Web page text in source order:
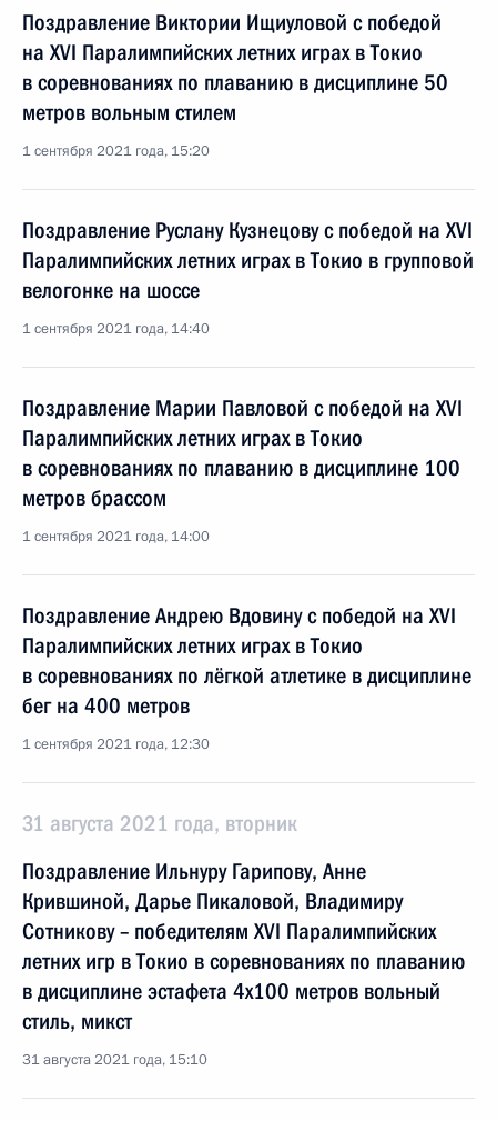
Поздравление Виктории Ищиуловой с победой
на XVI Паралимпийских летних играх в Токио
в соревнованиях по плаванию в дисциплине 50
метров вольным стилем
1 сентября 2021 года, 15:20
Поздравление Руслану Кузнецову с победой на XVI
Паралимпийских летних играх в Токио в групповой
велогонке на шоссе
1 сентября 2021 года, 14:40
Поздравление Марии Павловой с победой на XVI
Паралимпийских летних играх в Токио
в соревнованиях по плаванию в дисциплине 100
метров брассом
1 сентября 2021 года, 14:00
Поздравление Андрею Вдовину с победой на XVI
Паралимпийских летних играх в Токио
в соревнованиях по лёгкой атлетике в дисциплине
бег на 400 метров
1 сентября 2021 года, 12:30
31 августа 2021 года, вторник
Поздравление Ильнуру Гарипову, Анне
Крившиной, Дарье Пикаловой, Владимиру
Сотникову – победителям XVI Паралимпийских
летних игр в Токио в соревнованиях по плаванию
в дисциплине эстафета 4x100 метров вольный
стиль, микст
31 августа 2021 года, 15:10